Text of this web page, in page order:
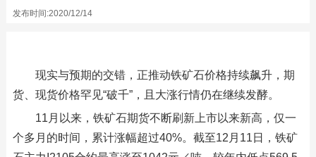
发布时间:2020/12/14
现实与预期的交错，正推动铁矿石价格持续飙升，期
货、现货价格罕见“破千”，且大涨行情仍在继续发酵。
11月以来，铁矿石期货不断刷新上市以来新高，仅一
个多月的时间，累计涨幅超过40%。截至12月11日，铁矿